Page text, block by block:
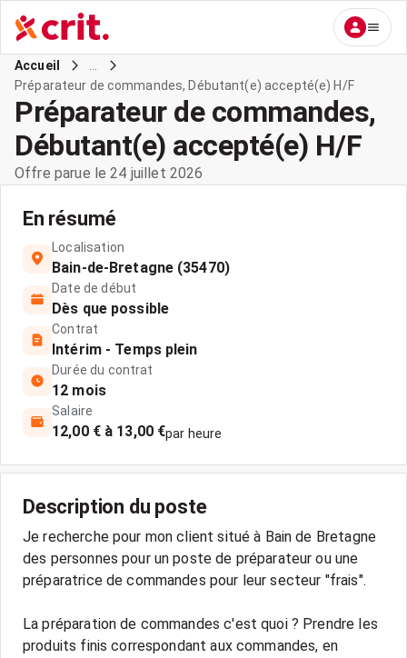
Accueil
Préparateur de commandes, Débutant(e) accepté(e) H/F
Préparateur de commandes,
Débutant(e) accepté(e) H/F
Offre parue le 24 juillet 2026
En résumé
Localisation
Bain-de-Bretagne (35470)
Date de début
Dès que possible
Contrat
Intérim - Temps plein
Durée du contrat
12 mois
Salaire
12,00 € à 13,00 €par heure
Description du poste
Je recherche pour mon client situé à Bain de Bretagne
des personnes pour un poste de préparateur ou une
préparatrice de commandes pour leur secteur "frais".
La préparation de commandes c'est quoi ? Prendre les
produits finis correspondant aux commandes, en